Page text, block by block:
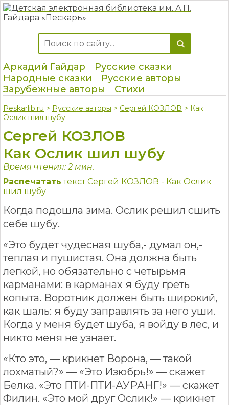
Аркадий Гайдар
Русские сказки
Народные сказки
Русские авторы
Зарубежные авторы
Стихи
Peskarlib.ru > Русские авторы > Сергей КОЗЛОВ > Как
Ослик шил шубу
Сергей КОЗЛОВ
Как Ослик шил шубу
Время чтения: 2 мин.
Распечатать текст Сергей КОЗЛОВ - Как Ослик
шил шубу
Когда подошла зима. Ослик решил сшить
себе шубу.
«Это будет чудесная шуба,- думал он,-
теплая и пушистая. Она должна быть
легкой, но обязательно с четырьмя
карманами: в карманах я буду греть
копыта. Воротник должен быть широкий,
как шаль: я буду заправлять за него уши.
Когда у меня будет шуба, я войду в лес, и
никто меня не узнает.
«Кто это, — крикнет Ворона, — такой
лохматый?» — «Это Изюбрь!» — скажет
Белка. «Это ПТИ-ПТИ-АУРАНГ!» — скажет
Филин. «Это мой друг Ослик!» — крикнет